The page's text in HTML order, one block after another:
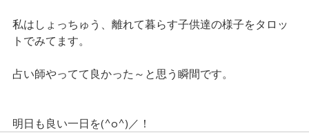
私はしょっちゅう、離れて暮らす子供達の様子をタロッ
トでみてます。
占い師やってて良かった～と思う瞬間です。
明日も良い一日を(^o^)／！